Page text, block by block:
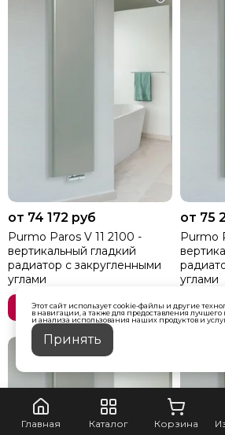
от 74 172 руб
Purmo Paros V 11 2100 -
вертикальный гладкий
радиатор с закругленными
углами
Выбрать
от 75
Purmo
углами
Главная Каталог Корзина
Этот сайт использует cookie-файлы и другие
в навигации, а также для предоставления лучшего
и анализа использования наших продуктов и
Принять